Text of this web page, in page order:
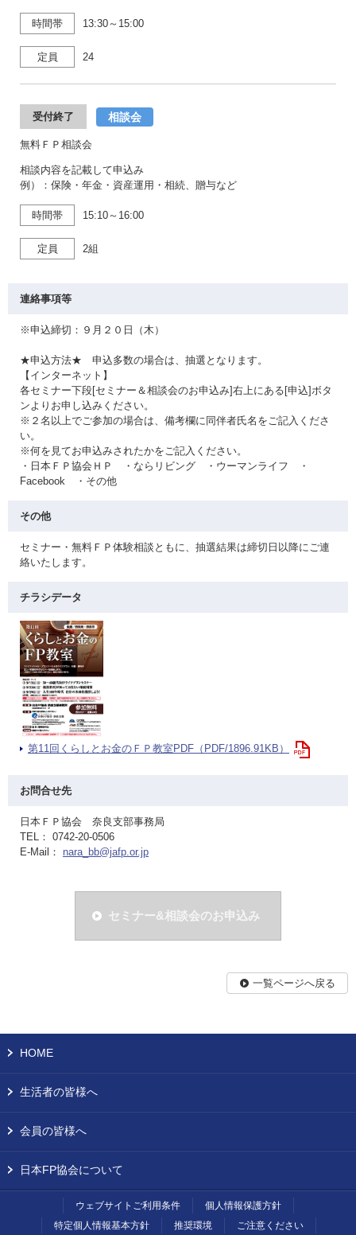
時間帯 13:30～15:00
定員 24
受付終了 相談会
無料ＦＰ相談会
相談内容を記載して申込み
例）：保険・年金・資産運用・相続、贈与など
時間帯 15:10～16:00
定員 2組
連絡事項等
※申込締切：９月２０日（木）
★申込方法★ 申込多数の場合は、抽選となります。
【インターネット】
各セミナー下段[セミナー＆相談会のお申込み]右上にある[申込]ボタ
ンよりお申し込みください。
※２名以上でご参加の場合は、備考欄に同伴者氏名をご記入くださ
い。
※何を見てお申込みされたかをご記入ください。
・日本ＦＰ協会ＨＰ ・ならリビング ・ウーマンライフ ・
Facebook ・その他
その他
セミナー・無料ＦＰ体験相談ともに、抽選結果は締切日以降にご連
絡いたします。
チラシデータ
第11回くらしとお金のＦＰ教室PDF（PDF/1896.91KB）
お問合せ先
日本ＦＰ協会 奈良支部事務局
TEL： 0742-20-0506
E-Mail： nara_bb@jafp.or.jp
セミナー&相談会のお申込み
一覧ページへ戻る
HOME
生活者の皆様へ
会員の皆様へ
日本FP協会について
ウェブサイトご利用条件
個人情報保護方針
特定個人情報基本方針
推奨環境 ご注意ください